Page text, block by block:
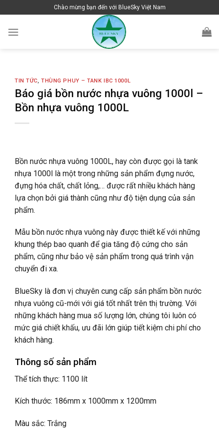
to
content
Chào mừng bạn đến với BlueSky Việt Nam
TIN TỨC,THÙNG PHUY – TANK IBC 1000L
Báo giá bồn nước nhựa vuông 1000l –
Bồn nhựa vuông 1000L
Bồn nước nhựa vuông 1000L, hay còn được gọi là tank
nhựa 1000l là một trong những sản phẩm đựng nước,
đựng hóa chất, chất lỏng,… được rất nhiều khách hàng
lựa chọn bởi giá thành cũng như độ tiện dụng của sản
phẩm.
Mẫu bồn nước nhựa vuông này được thiết kế với những
khung thép bao quanh để gia tăng độ cứng cho sản
phẩm, cũng như bảo vệ sản phẩm trong quá trình vận
chuyển đi xa.
BlueSky là đơn vị chuyên cung cấp sản phẩm bồn nước
nhựa vuông cũ-mới với giá tốt nhất trên thị trường. Với
những khách hàng mua số lượng lớn, chúng tôi luôn có
mức giá chiết khấu, ưu đãi lớn giúp tiết kiệm chi phí cho
khách hàng.
Thông số sản phẩm
Thể tích thực: 1100 lít
Kích thước: 186mm x 1000mm x 1200mm
Màu sắc: Trắng